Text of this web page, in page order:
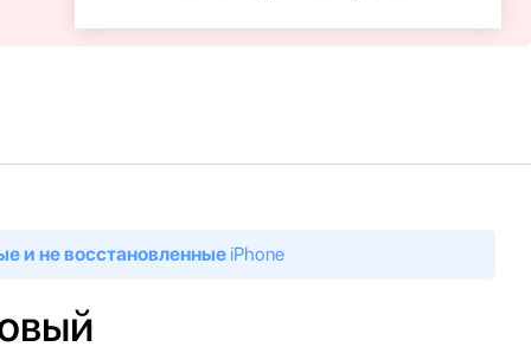
и не восстановленныеiPhone